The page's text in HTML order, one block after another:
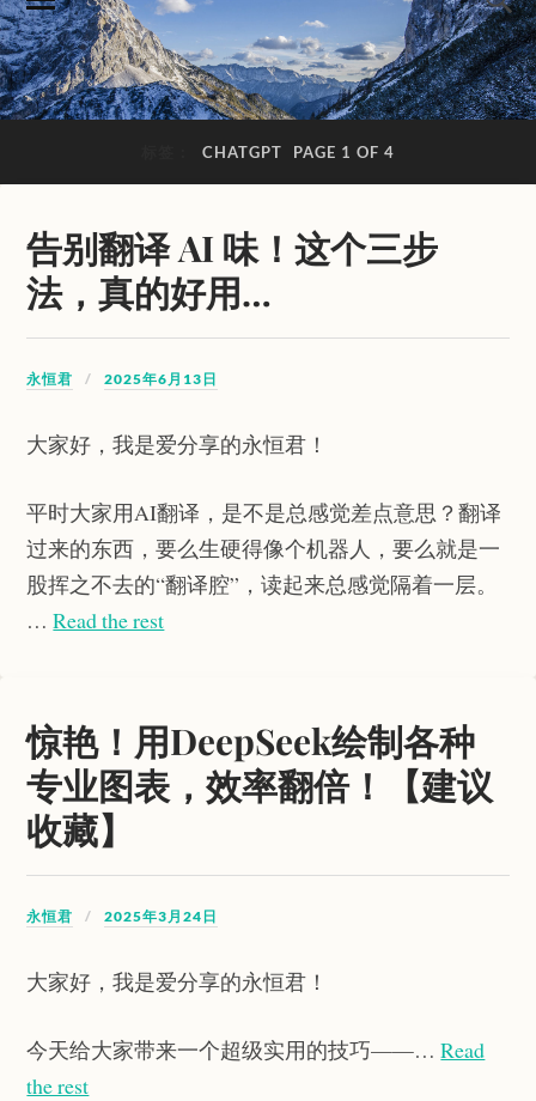
CHATGPT PAGE 1 OF 4
告别翻译 AI 味！这个三步
法，真的好用…
永恒君 2025年6月13日
大家好，我是爱分享的永恒君！
平时大家用AI翻译，是不是总感觉差点意思？翻译
过来的东西，要么生硬得像个机器人，要么就是一
股挥之不去的“翻译腔”，读起来总感觉隔着一层。
…Read the rest
惊艳！用DeepSeek绘制各种
专业图表，效率翻倍！【建议
收藏】
永恒君 2025年3月24日
大家好，我是爱分享的永恒君！
今天给大家带来一个超级实用的技巧——…Read
the rest